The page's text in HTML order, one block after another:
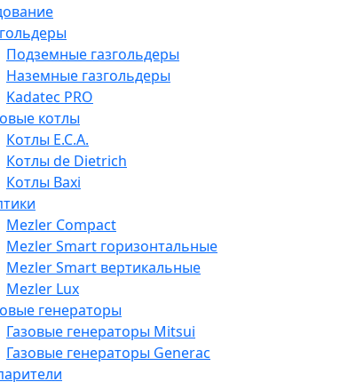
Подземные газгольдеры
Наземные газгольдеры
Kadatec PRO
котлы
Котлы E.C.A.
Котлы de Dietrich
Котлы Baxi
Mezler Compact
Mezler Smart горизонтальные
Mezler Smart вертикальные
Mezler Lux
генераторы
Газовые генераторы Mitsui
Газовые генераторы Generac